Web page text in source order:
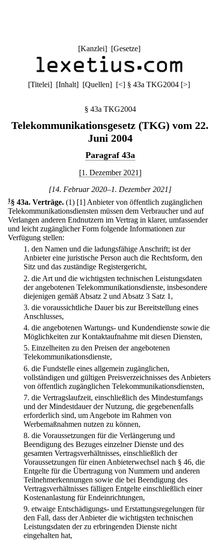
[Kanzlei] [Gesetze]
[Titelei] [Inhalt] [Quellen] [<] § 43a TKG2004 [>]
§ 43a TKG2004
Telekommunikationsgesetz (TKG) vom 22.
Juni 2004
Paragraf 43a
[1. Dezember 2021]
[14. Februar 2020–1. Dezember 2021]
1 § 43a. Verträge. (1) [1] Anbieter von öffentlich zugänglichen
Telekommunikationsdiensten müssen dem Verbraucher und auf
Verlangen anderen Endnutzern im Vertrag in klarer, umfassender
und leicht zugänglicher Form folgende Informationen zur
Verfügung stellen:
1. den Namen und die ladungsfähige Anschrift; ist der
Anbieter eine juristische Person auch die Rechtsform, den
Sitz und das zuständige Registergericht,
2. die Art und die wichtigsten technischen Leistungsdaten
der angebotenen Telekommunikationsdienste, insbesondere
diejenigen gemäß Absatz 2 und Absatz 3 Satz 1,
3. die voraussichtliche Dauer bis zur Bereitstellung eines
Anschlusses,
4. die angebotenen Wartungs- und Kundendienste sowie die
Möglichkeiten zur Kontaktaufnahme mit diesen Diensten,
5. Einzelheiten zu den Preisen der angebotenen
Telekommunikationsdienste,
6. die Fundstelle eines allgemein zugänglichen,
vollständigen und gültigen Preisverzeichnisses des Anbieters
von öffentlich zugänglichen Telekommunikationsdiensten,
7. die Vertragslaufzeit, einschließlich des Mindestumfangs
und der Mindestdauer der Nutzung, die gegebenenfalls
erforderlich sind, um Angebote im Rahmen von
Werbemaßnahmen nutzen zu können,
8. die Voraussetzungen für die Verlängerung und
Beendigung des Bezuges einzelner Dienste und des
gesamten Vertragsverhältnisses, einschließlich der
Voraussetzungen für einen Anbieterwechsel nach § 46, die
Entgelte für die Übertragung von Nummern und anderen
Teilnehmerkennungen sowie die bei Beendigung des
Vertragsverhältnisses fälligen Entgelte einschließlich einer
Kostenanlastung für Endeinrichtungen,
9. etwaige Entschädigungs- und Erstattungsregelungen für
den Fall, dass der Anbieter die wichtigsten technischen
Leistungsdaten der zu erbringenden Dienste nicht
eingehalten hat,